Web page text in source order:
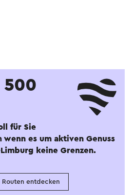
500
für Sie
wenn es um aktiven Genuss
keine Grenzen.
Routen entdecken